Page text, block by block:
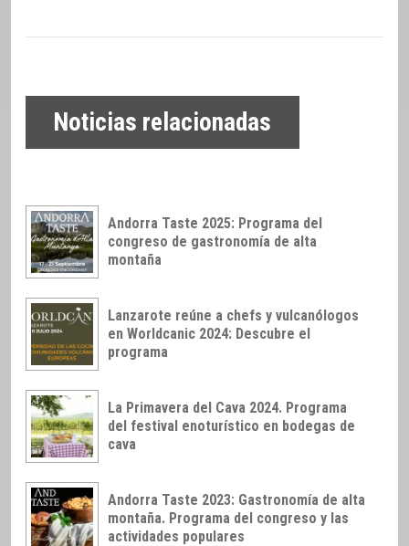
Noticias relacionadas
Andorra Taste 2025: Programa del
congreso de gastronomía de alta
montaña
Lanzarote reúne a chefs y vulcanólogos
en Worldcanic 2024: Descubre el
programa
La Primavera del Cava 2024. Programa
del festival enoturístico en bodegas de
cava
Andorra Taste 2023: Gastronomía de alta
montaña. Programa del congreso y las
actividades populares